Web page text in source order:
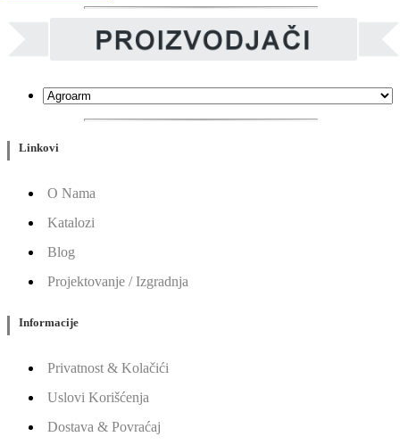
Linkovi
O Nama
Katalozi
Blog
Projektovanje / Izgradnja
Informacije
Privatnost & Kolačići
Uslovi Korišćenja
Dostava & Povraćaj